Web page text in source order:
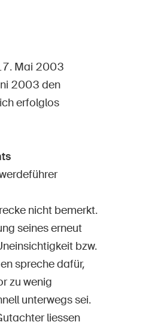
Mai 2003
2003 den
erfolglos
nicht bemerkt.
seines erneut
bzw.
spreche dafür,
zu wenig
unterwegs sei.
liessen